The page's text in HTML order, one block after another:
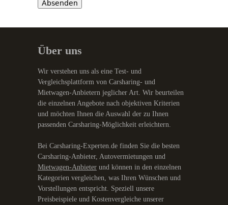
Über uns
Wir verstehen uns als eine Test- und
Vergleichsplattform von Carsharing- und
Mietwagen-Anbietern jeglicher Art. Wir beurteilen
die einzelnen Angebote nach objektiven Kriterien
und möchten Ihnen die Auswahl der zu Ihnen
passenden Carsharing-Möglichkeit erleichtern.
Bei Carsharing-Experten.de finden Sie die besten
Carsharing-Anbieter, Autovermietungen und
Mietwagen-Anbieter und können in den einzelnen
Kategorien vergleichen, was Ihren Wünschen und
Vorstellungen entspricht. Speziell unsere
Preisbeispiele und Kostenvergleiche unserer